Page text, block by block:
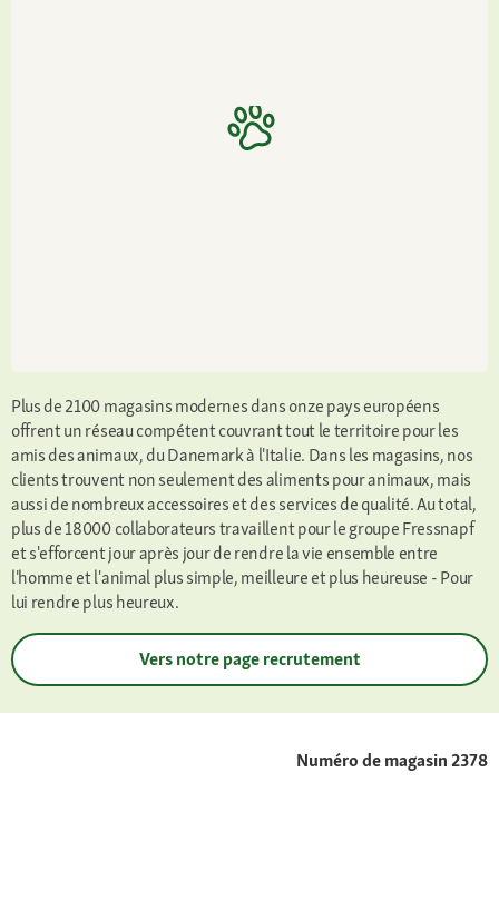
Plus de 2100 magasins modernes dans onze pays européens
offrent un réseau compétent couvrant tout le territoire pour les
amis des animaux, du Danemark à l'Italie. Dans les magasins, nos
clients trouvent non seulement des aliments pour animaux, mais
aussi de nombreux accessoires et des services de qualité. Au total,
plus de 18000 collaborateurs travaillent pour le groupe Fressnapf
et s'efforcent jour après jour de rendre la vie ensemble entre
l'homme et l'animal plus simple, meilleure et plus heureuse - Pour
lui rendre plus heureux.
Vers notre page recrutement
Numéro de magasin 2378